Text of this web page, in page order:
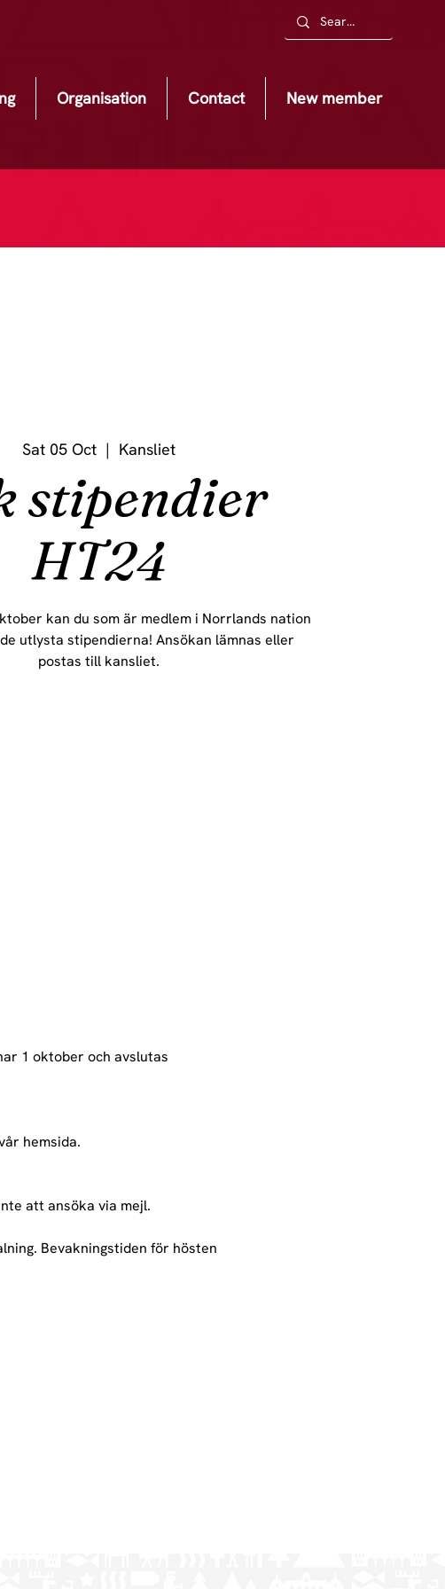
Organisation Contact New member
Sat 05 Oct
  |
Kansliet
stipendier
HT24
kan du som är medlem i Norrlands nation
utlysta stipendierna! Ansökan lämnas eller
postas till kansliet.
1 oktober och avslutas
hemsida.
att ansöka via mejl.
Bevakningstiden för hösten